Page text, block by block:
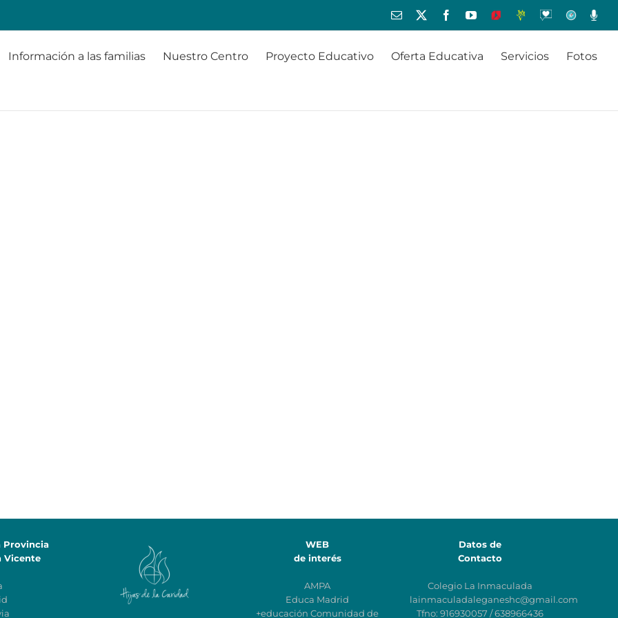
Correo
FacebookYouTube
Educamos
JMV OracionesOrientación
Radio
Información a las familias Nuestro Centro Proyecto Educativo Oferta Educativa Servicios Fotos
Provincia
Vicente
WEB
de interés
AMPA
Educa Madrid
+educación Comunidad de
Datos de
Contacto
Colegio La Inmaculada
lainmaculadaleganeshc@gmail.com
Tfno: 916930057 / 638966436